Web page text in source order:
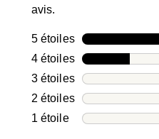
avis.
5 étoilesétoiles
4 étoilesétoiles
3 étoilesétoiles
2 étoilesétoiles
1 étoileétoiles